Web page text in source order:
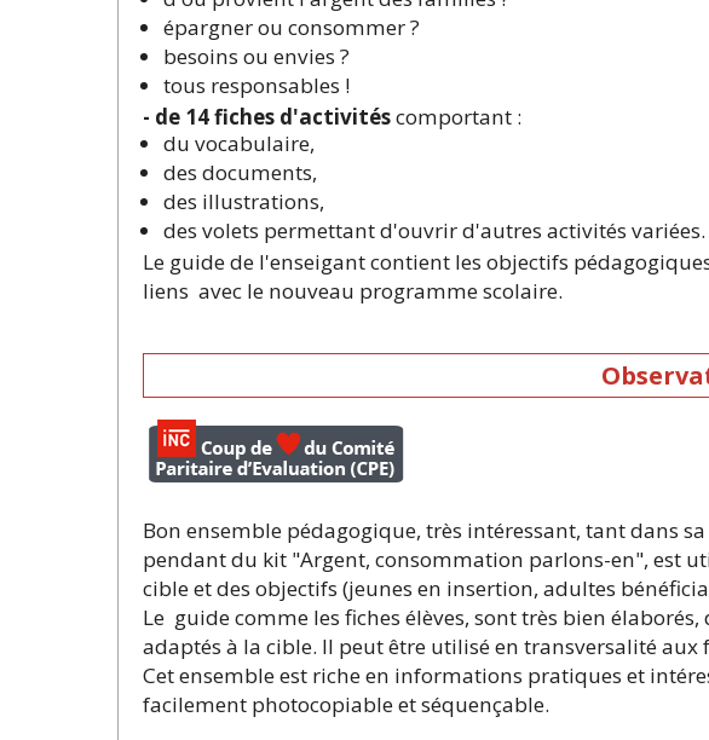
épargner ou consommer ?
besoins ou envies ?
tous responsables !
- de 14 fiches d'activitéscomportant :
du vocabulaire,
des documents,
des illustrations,
des volets permettant d'ouvrir d'autres activités variées.
Le guide de l'enseigant contient les objectifs
liens avec le nouveau programme scolaire.
Bon ensemble pédagogique, très intéressant, tant dans
pendant du kit "Argent, consommation parlons-en", est
cible et des objectifs (jeunes en insertion, adultes
Le guide comme les fiches élèves, sont très bien
adaptés à la cible. Il peut être utilisé en transversalité
Cet ensemble est riche en informations pratiques et
facilement photocopiable et séquençable.